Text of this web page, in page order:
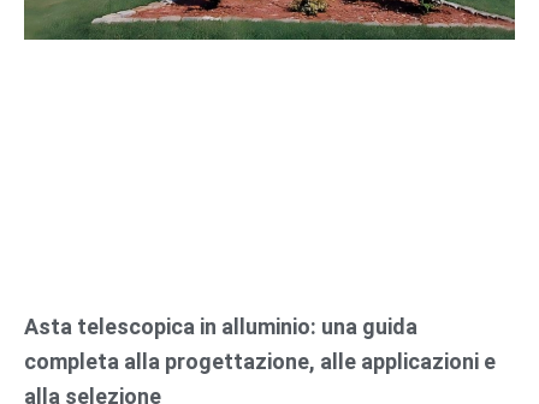
Asta telescopica in alluminio: una guida
completa alla progettazione, alle applicazioni e
alla selezione